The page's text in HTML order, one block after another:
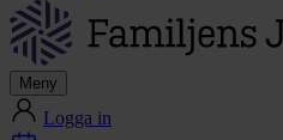
Meny
Logga in